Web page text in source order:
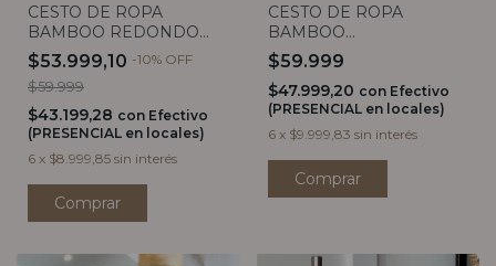
CESTO DE ROPA
BAMBOO REDONDO
CON TAPA
$53.999,10 -10% OFF
$59.999
$43.199,28 con Efectivo
(PRESENCIAL en locales)
6 x $8.999,85 sin interés
CESTO DE ROPA
BAMBOO
RECTANGULAR CON
TAPA
$59.999
$47.999,20 con Efectivo
(PRESENCIAL en locales)
6 x $9.999,83 sin interés